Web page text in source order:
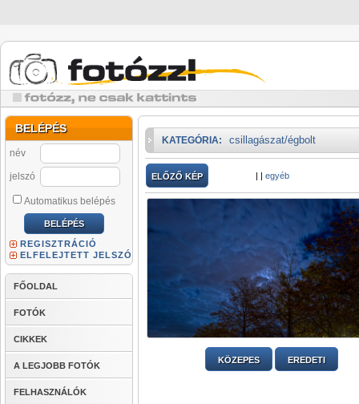
BELÉPÉS
név
jelszó
Automatikus belépés
REGISZTRÁCIÓ
ELFELEJTETT JELSZÓ
FŐOLDAL
FOTÓK
CIKKEK
A LEGJOBB FOTÓK
FELHASZNÁLÓK
KATEGÓRIA: csillagászat/égbolt
ELŐZŐ KÉP | | egyéb
KÖZEPES EREDETI